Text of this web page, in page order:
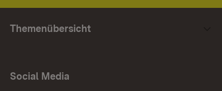
Themenübersicht
Social Media